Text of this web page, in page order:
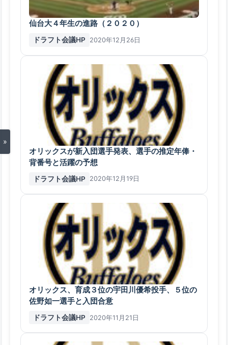
»
仙台大４年生の進路（２０２０）
ドラフト会議HP 2020年12月26日
オリックスが新入団選手発表、選手の推定年俸・
背番号と活躍の予想
ドラフト会議HP 2020年12月19日
オリックス、育成３位の宇田川優希投手、５位の
佐野如一選手と入団合意
ドラフト会議HP 2020年11月21日